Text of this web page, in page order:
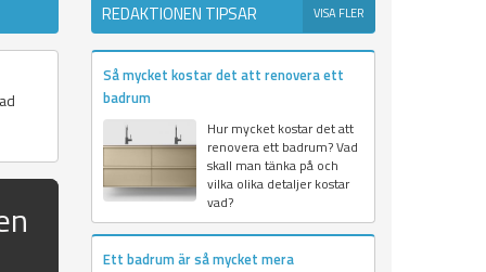
REDAKTIONEN TIPSAR VISA FLER
Så mycket kostar det att renovera ett
badrum
Hur mycket kostar det att
renovera ett badrum? Vad
skall man tänka på och
vilka olika detaljer kostar
vad?
Ett badrum är så mycket mera